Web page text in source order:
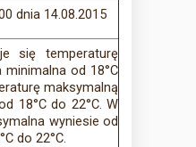
dnia 14.08.2015
się temperaturę
od 18°C
maksymalną
18°C do 22°C. W
wyniesie od
do 22°C.